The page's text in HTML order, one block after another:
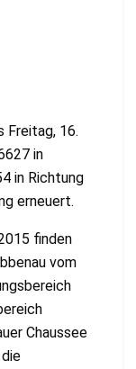
Freitag, 16.
in
in Richtung
erneuert.
finden
vom
Chaussee